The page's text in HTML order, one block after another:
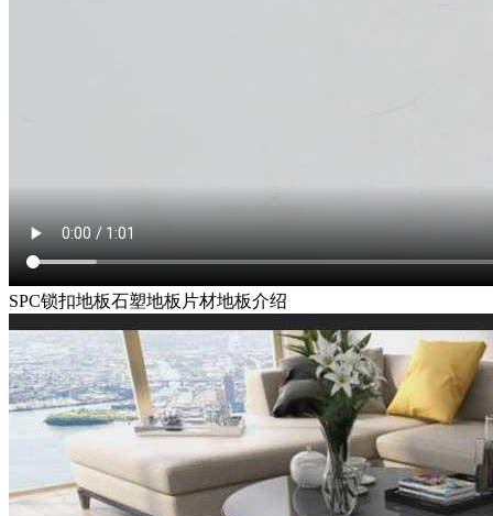
SPC锁扣地板石塑地板片材地板介绍